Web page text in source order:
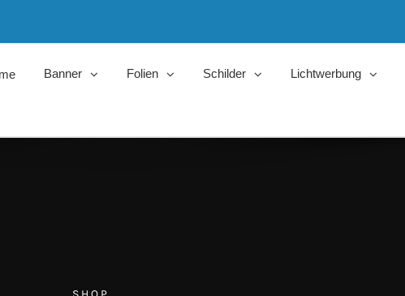
Banner Folien Schilder Lichtwerbung